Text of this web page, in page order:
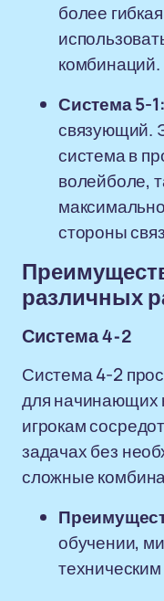
более
комбинаций.
Система 5-1:
связующий.
система в
волейболе,
стороны
различных
Система 4-2
Система 4-2
для начинающих
игрокам
задачах без
сложные
обучении,